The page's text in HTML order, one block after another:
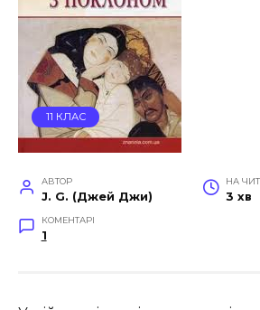
11 КЛАС
АВТОР
J. G. (Джей Джи)
НА
3 хв
КОМЕНТАРІ
1